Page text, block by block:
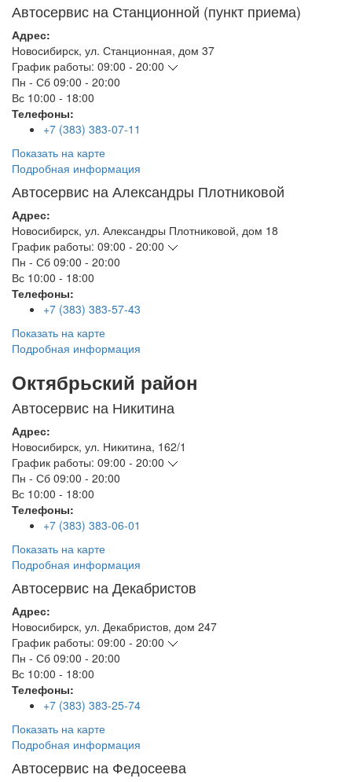
Автосервис на Станционной (пункт приема)
Адрес:
Новосибирск, ул. Станционная, дом 37
График работы: 09:00 - 20:00
Пн - Сб 09:00 - 20:00
Вс 10:00 - 18:00
Телефоны:
+7 (383) 383-07-11
Показать на карте
Подробная информация
Автосервис на Александры Плотниковой
Адрес:
Новосибирск, ул. Александры Плотниковой, дом 18
График работы: 09:00 - 20:00
Пн - Сб 09:00 - 20:00
Вс 10:00 - 18:00
Телефоны:
+7 (383) 383-57-43
Показать на карте
Подробная информация
Октябрьский район
Автосервис на Никитина
Адрес:
Новосибирск, ул. Никитина, 162/1
График работы: 09:00 - 20:00
Пн - Сб 09:00 - 20:00
Вс 10:00 - 18:00
Телефоны:
+7 (383) 383-06-01
Показать на карте
Подробная информация
Автосервис на Декабристов
Адрес:
Новосибирск, ул. Декабристов, дом 247
График работы: 09:00 - 20:00
Пн - Сб 09:00 - 20:00
Вс 10:00 - 18:00
Телефоны:
+7 (383) 383-25-74
Показать на карте
Подробная информация
Автосервис на Федосеева